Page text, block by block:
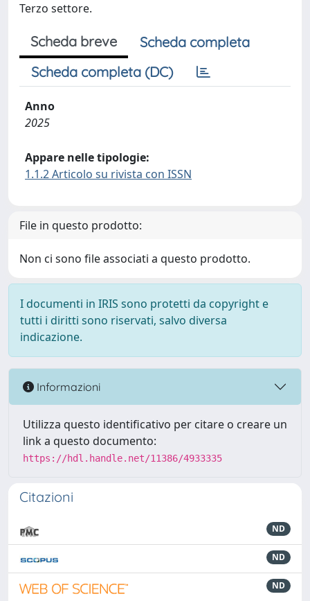
Terzo settore.
Scheda breve
Scheda completa
Scheda completa (DC)
Anno
2025
Appare nelle tipologie:
1.1.2 Articolo su rivista con ISSN
File in questo prodotto:
Non ci sono file associati a questo prodotto.
I documenti in IRIS sono protetti da copyright e
tutti i diritti sono riservati, salvo diversa
indicazione.
Informazioni
Utilizza questo identificativo per citare o creare un
link a questo documento:
https://hdl.handle.net/11386/4933335
Citazioni
ND
ND
ND